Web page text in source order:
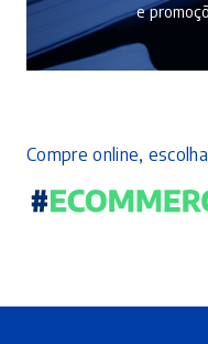
e
Compre online,